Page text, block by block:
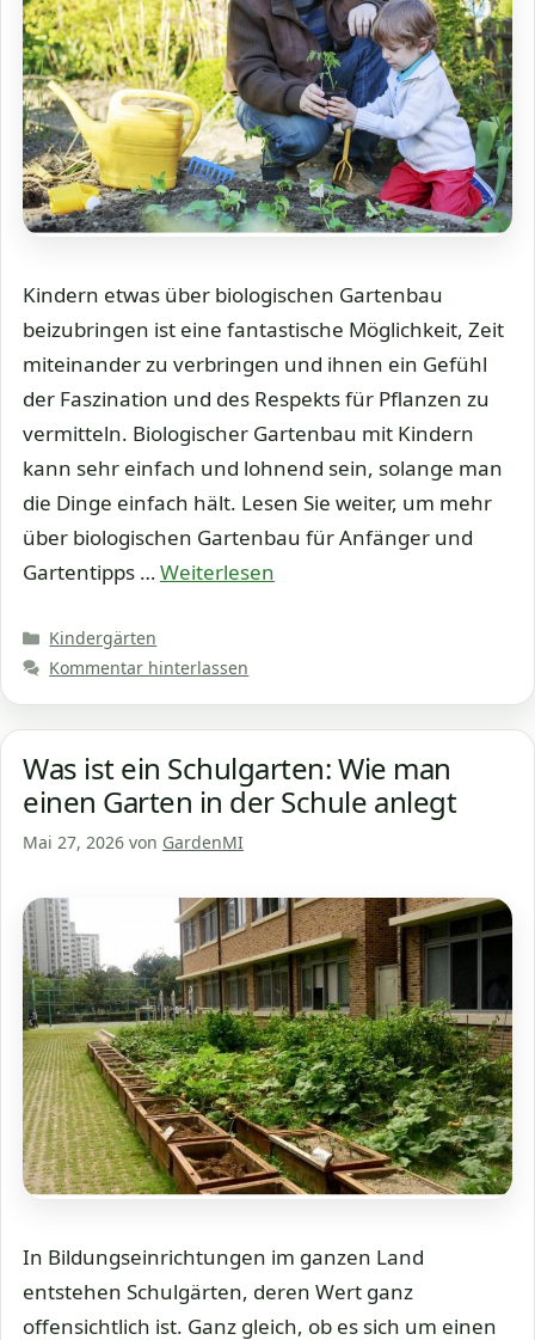
Kindern etwas über biologischen Gartenbau
beizubringen ist eine fantastische Möglichkeit, Zeit
miteinander zu verbringen und ihnen ein Gefühl
der Faszination und des Respekts für Pflanzen zu
vermitteln. Biologischer Gartenbau mit Kindern
kann sehr einfach und lohnend sein, solange man
die Dinge einfach hält. Lesen Sie weiter, um mehr
über biologischen Gartenbau für Anfänger und
Gartentipps …Weiterlesen
Kategorien
Kindergärten
Kommentar hinterlassen
Was ist ein Schulgarten: Wie man
einen Garten in der Schule anlegt
Mai 27, 2026 von GardenMI
In Bildungseinrichtungen im ganzen Land
entstehen Schulgärten, deren Wert ganz
offensichtlich ist. Ganz gleich, ob es sich um einen